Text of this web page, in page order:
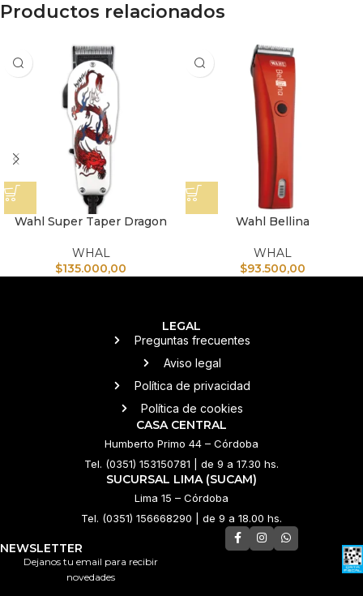
Productos relacionados
Wahl Super Taper Dragon
WHAL
$135.000,00
Wahl Bellina
WHAL
$93.500,00
LEGAL
Preguntas frecuentes
Aviso legal
Política de privacidad
Política de cookies
CASA CENTRAL
Humberto Primo 44 – Córdoba
Tel. (0351) 153150781 | de 9 a 17.30 hs.
SUCURSAL LIMA (SUCAM)
Lima 15 – Córdoba
Tel. (0351) 156668290 | de 9 a 18.00 hs.
NEWSLETTER
Dejanos tu email para recibir
novedades